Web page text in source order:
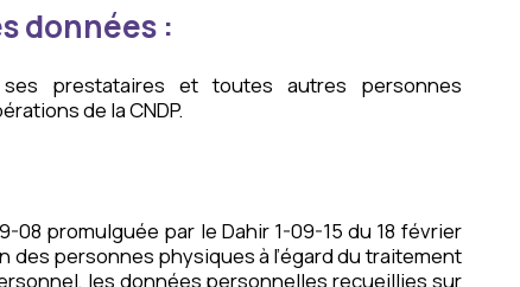
données :
ses prestataires et toutes autres personnes
de la CNDP.
08 promulguée par le Dahir 1-09-15 du 18 février
des personnes physiques à l’égard du traitement
les données personnelles recueillies sur